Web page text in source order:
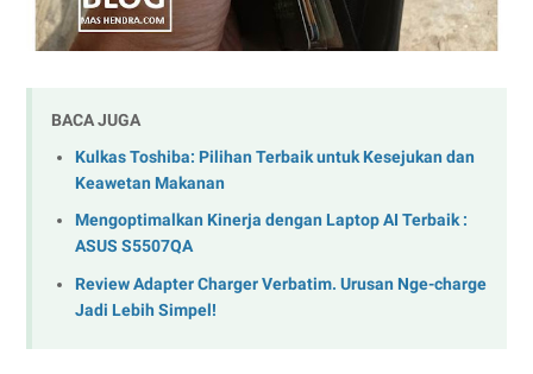
BACA JUGA
Kulkas Toshiba: Pilihan Terbaik untuk Kesejukan dan
Keawetan Makanan
Mengoptimalkan Kinerja dengan Laptop AI Terbaik :
ASUS S5507QA
Review Adapter Charger Verbatim. Urusan Nge-charge
Jadi Lebih Simpel!